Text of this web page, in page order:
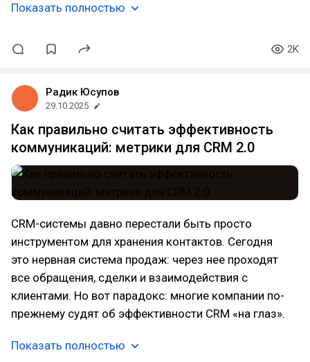
Показать полностью
2K
Радик Юсупов
29.10.2025
Как правильно считать эффективность
коммуникаций: метрики для CRM 2.0
CRM-системы давно перестали быть просто
инструментом для хранения контактов. Сегодня
это нервная система продаж: через нее проходят
все обращения, сделки и взаимодействия с
клиентами. Но вот парадокс: многие компании по-
прежнему судят об эффективности CRM «на глаз».
Показать полностью